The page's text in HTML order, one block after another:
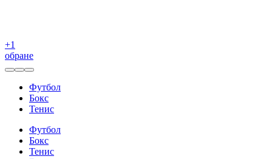
+1
обране
Футбол
Бокс
Тенис
Футбол
Бокс
Тенис